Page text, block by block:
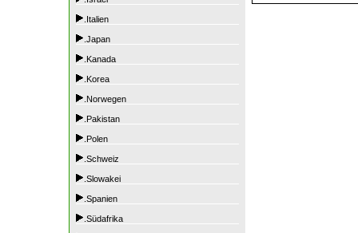
.Italien
.Japan
.Kanada
.Korea
.Norwegen
.Pakistan
.Polen
.Schweiz
.Slowakei
.Spanien
.Südafrika